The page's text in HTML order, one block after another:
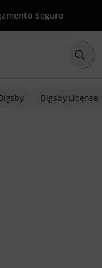
Seguro
Bigsby License